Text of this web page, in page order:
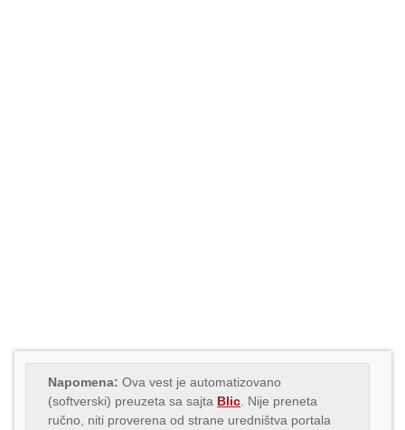
Napomena: Ova vest je automatizovano
(softverski) preuzeta sa sajta Blic . Nije preneta
ručno, niti proverena od strane uredništva portala